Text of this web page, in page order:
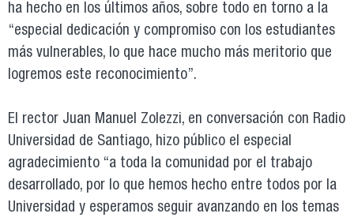
ha hecho en los últimos años, sobre todo en torno a la
“especial dedicación y compromiso con los estudiantes
más vulnerables, lo que hace mucho más meritorio que
logremos este reconocimiento”.
El rector Juan Manuel Zolezzi, en conversación con Radio
Universidad de Santiago, hizo público el especial
agradecimiento “a toda la comunidad por el trabajo
desarrollado, por lo que hemos hecho entre todos por la
Universidad y esperamos seguir avanzando en los temas